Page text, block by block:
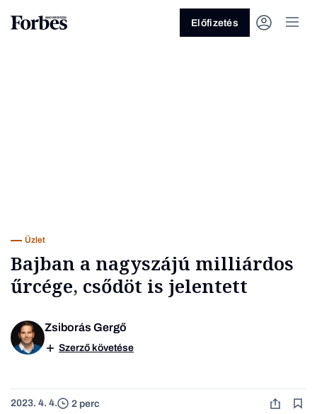
Előfizetés
Üzlet
Bajban a nagyszájú milliárdos
űrcége, csődöt is jelentett
Zsiborás Gergő
Szerző követése
2023. 4. 4. 2 perc